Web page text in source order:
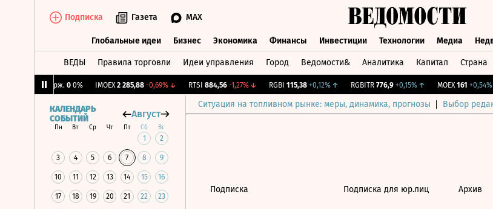
Подписка Газета MAX
Глобальные идеи Бизнес Экономика Финансы Инвестиции Технологии Медиа
ВЕДЫ Правила торговли Идеи управления Город Ведомости& Аналитика Капитал Страна
CNY Бирж. 0 0% IMOEX 2 285,88 -0,69%↓ RTSI 884,56 -1,27%↓ RGBI 115,38 +0,12%↑ RGBITR 776,9 +0,15%↑ MOEX 161 +0,54%
Ситуация на топливном рынке: меры, динамика, прогнозы Выбор
КАЛЕНДАРЬ
СОБЫТИЙ
Август
Пн Вт Ср Чт Пт Сб Вс
1 2
3 4 5 6 7 8 9
10 11 12 13 14 15 16
17 18 19 20 21 22 23
Подписка Подписка для юр.лиц Архив